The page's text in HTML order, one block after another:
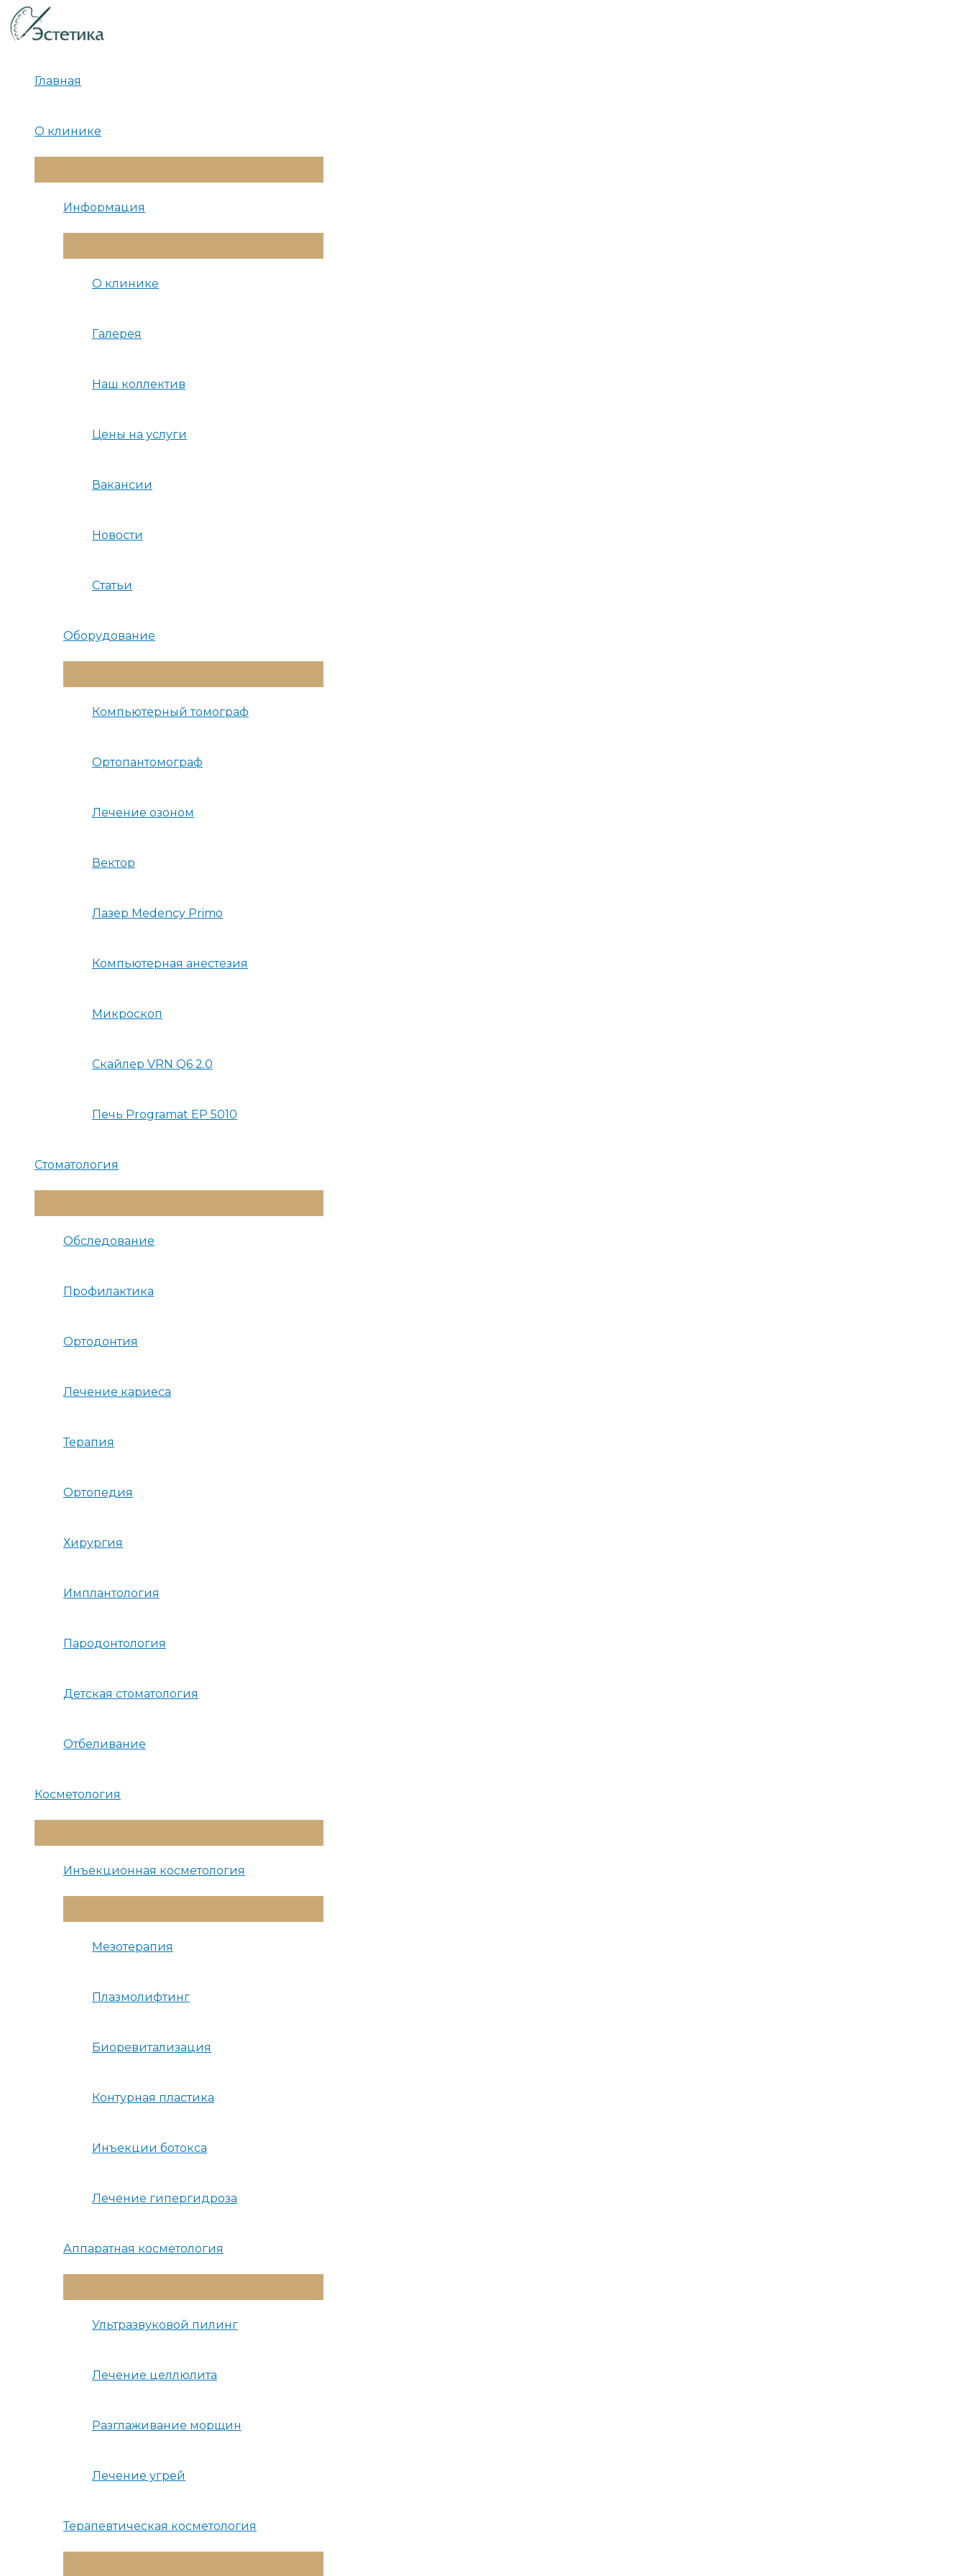
Перейти
к
содержимому
Главная
О клинике
Меню
Информация
Меню
О клинике
Галерея
Наш коллектив
Цены на услуги
Вакансии
Новости
Статьи
Оборудование
Меню
Компьютерный томограф
Ортопантомограф
Лечение озоном
Вектор
Лазер Medency Primo
Компьютерная анестезия
Микроскоп
Скайлер VRN Q6 2.0
Печь Programat EP 5010
Стоматология
Меню
Обследование
Профилактика
Ортодонтия
Лечение кариеса
Терапия
Ортопедия
Хирургия
Имплантология
Пародонтология
Детская стоматология
Отбеливание
Косметология
Меню
Инъекционная косметология
Меню
Мезотерапия
Плазмолифтинг
Биоревитализация
Контурная пластика
Инъекции ботокса
Лечение гипергидроза
Аппаратная косметология
Меню
Ультразвуковой пилинг
Лечение целлюлита
Разглаживание морщин
Лечение угрей
Терапевтическая косметология